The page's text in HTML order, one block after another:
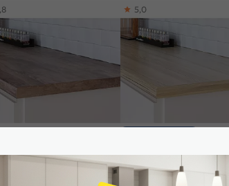
прямая/1/Stromboly
матовая 3050*600*38
(влагостойкая)R3
5,0